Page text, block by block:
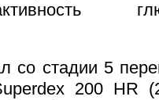
со стадии 5
200 HR